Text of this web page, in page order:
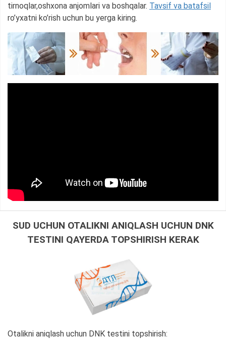
tirnoqlar,oshxona anjomlari va boshqalar. Tavsif va batafsil
ro’yxatni ko’rish uchun bu yerga kiring.
SUD UCHUN OTALIKNI ANIQLASH UCHUN DNK
TESTINI QAYERDA TOPSHIRISH KERAK
Otalikni aniqlash uchun DNK testini topshirish: